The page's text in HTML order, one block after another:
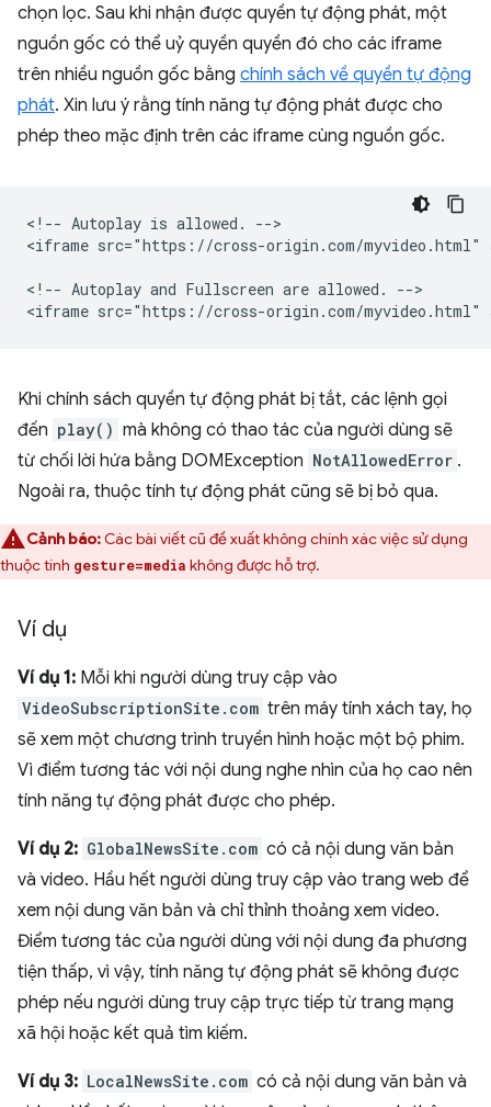
chọn lọc. Sau khi nhận được quyền tự động phát, một
nguồn gốc có thể uỷ quyền quyền đó cho các iframe
trên nhiều nguồn gốc bằng chính sách về quyền tự động
phát. Xin lưu ý rằng tính năng tự động phát được cho
phép theo mặc định trên các iframe cùng nguồn gốc.
<!-- Autoplay is allowed. -->
<iframe src="https://cross-origin.com/myvideo.html"
<!-- Autoplay and Fullscreen are allowed. -->
Khi chính sách quyền tự động phát bị tắt, các lệnh gọi
đến play() mà không có thao tác của người dùng sẽ
từ chối lời hứa bằng DOMException NotAllowedError .
Ngoài ra, thuộc tính tự động phát cũng sẽ bị bỏ qua.
Cảnh báo:Các bài viết cũ đề xuất không chính xác việc sử dụng
thuộc tính gesture=media không được hỗ trợ.
Ví dụ
Ví dụ 1: Mỗi khi người dùng truy cập vào
VideoSubscriptionSite.com trên máy tính xách tay, họ
sẽ xem một chương trình truyền hình hoặc một bộ phim.
Vì điểm tương tác với nội dung nghe nhìn của họ cao nên
tính năng tự động phát được cho phép.
Ví dụ 2: GlobalNewsSite.com có cả nội dung văn bản
và video. Hầu hết người dùng truy cập vào trang web để
xem nội dung văn bản và chỉ thỉnh thoảng xem video.
Điểm tương tác của người dùng với nội dung đa phương
tiện thấp, vì vậy, tính năng tự động phát sẽ không được
phép nếu người dùng truy cập trực tiếp từ trang mạng
xã hội hoặc kết quả tìm kiếm.
Ví dụ 3: LocalNewsSite.com có cả nội dung văn bản và